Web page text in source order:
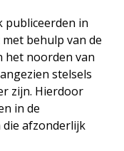
publiceerden in
behulp van de
het noorden van
stelsels
zijn. Hierdoor
in de
afzonderlijk